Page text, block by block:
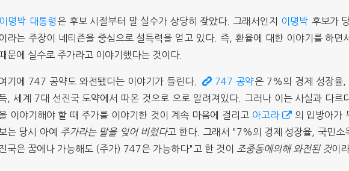
이명박 대통령 은 후보 시절부터 말 실수가 상당히 잦았다. 그래서인지 이명박 후보가
이라는 주장이 네티즌을 중심으로 설득력을 얻고 있다. 즉, 환율에 대한 이야기를 하면
문에 실수로 주가라고 이야기했다는 것이다.
기에 747 공약도 와전됐다는 이야기가 들린다. 747 공약은 7%의 경제 성장율,
, 세계 7대 선진국 도약에서 따온 것으로 으로 알려져있다. 그러나 이는 사실과 다르
이야기해야 할 때 주가를 이야기한 것이 계속 마음에 걸리고 아고라 의 입방아가
보는 당시 아예 주가라는 말을 잊어 버렸다고 한다. 그래서 "7%의 경제 성장율, 국민소
국은 꿈에나 가능해도 (주가) 747은 가능하다"고 한 것이
조중동에의해 와전된 것이